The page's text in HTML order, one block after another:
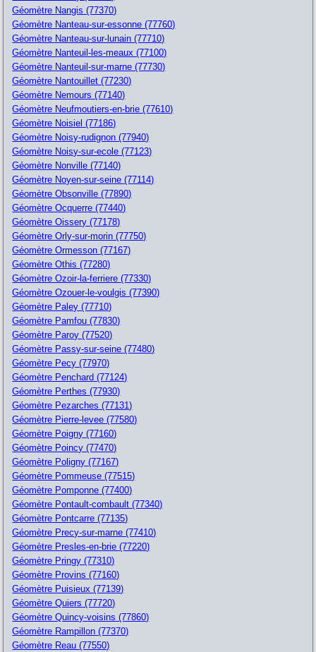
Géomètre Nangis (77370)
Géomètre Nanteau-sur-essonne (77760)
Géomètre Nanteau-sur-lunain (77710)
Géomètre Nanteuil-les-meaux (77100)
Géomètre Nanteuil-sur-marne (77730)
Géomètre Nantouillet (77230)
Géomètre Nemours (77140)
Géomètre Neufmoutiers-en-brie (77610)
Géomètre Noisiel (77186)
Géomètre Noisy-rudignon (77940)
Géomètre Noisy-sur-ecole (77123)
Géomètre Nonville (77140)
Géomètre Noyen-sur-seine (77114)
Géomètre Obsonville (77890)
Géomètre Ocquerre (77440)
Géomètre Oissery (77178)
Géomètre Orly-sur-morin (77750)
Géomètre Ormesson (77167)
Géomètre Othis (77280)
Géomètre Ozoir-la-ferriere (77330)
Géomètre Ozouer-le-voulgis (77390)
Géomètre Paley (77710)
Géomètre Pamfou (77830)
Géomètre Paroy (77520)
Géomètre Passy-sur-seine (77480)
Géomètre Pecy (77970)
Géomètre Penchard (77124)
Géomètre Perthes (77930)
Géomètre Pezarches (77131)
Géomètre Pierre-levee (77580)
Géomètre Poigny (77160)
Géomètre Poincy (77470)
Géomètre Poligny (77167)
Géomètre Pommeuse (77515)
Géomètre Pomponne (77400)
Géomètre Pontault-combault (77340)
Géomètre Pontcarre (77135)
Géomètre Precy-sur-marne (77410)
Géomètre Presles-en-brie (77220)
Géomètre Pringy (77310)
Géomètre Provins (77160)
Géomètre Puisieux (77139)
Géomètre Quiers (77720)
Géomètre Quincy-voisins (77860)
Géomètre Rampillon (77370)
Géomètre Reau (77550)